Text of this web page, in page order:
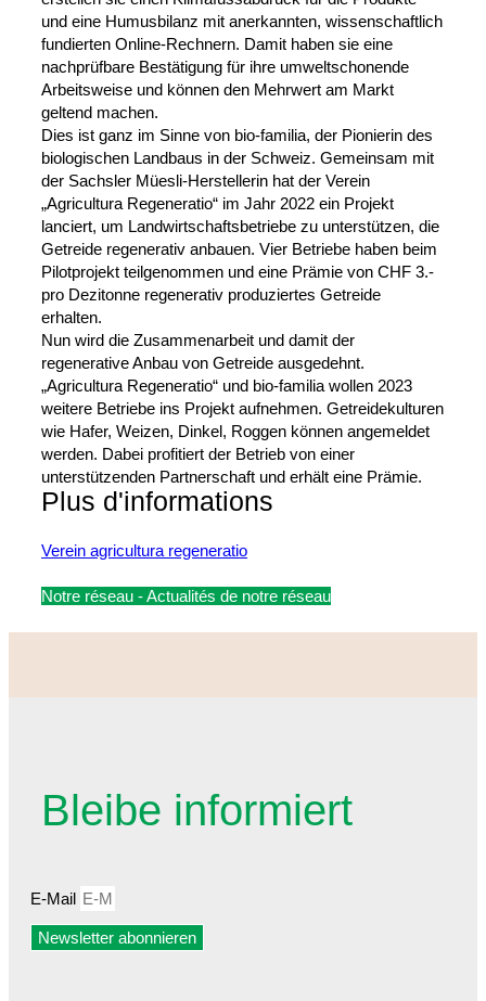
und eine Humusbilanz mit anerkannten, wissenschaftlich
fundierten Online-Rechnern. Damit haben sie eine
nachprüfbare Bestätigung für ihre umweltschonende
Arbeitsweise und können den Mehrwert am Markt
geltend machen.
Dies ist ganz im Sinne von bio-familia, der Pionierin des
biologischen Landbaus in der Schweiz. Gemeinsam mit
der Sachsler Müesli-Herstellerin hat der Verein
„Agricultura Regeneratio“ im Jahr 2022 ein Projekt
lanciert, um Landwirtschaftsbetriebe zu unterstützen, die
Getreide regenerativ anbauen. Vier Betriebe haben beim
Pilotprojekt teilgenommen und eine Prämie von CHF 3.-
pro Dezitonne regenerativ produziertes Getreide
erhalten.
Nun wird die Zusammenarbeit und damit der
regenerative Anbau von Getreide ausgedehnt.
„Agricultura Regeneratio“ und bio-familia wollen 2023
weitere Betriebe ins Projekt aufnehmen. Getreidekulturen
wie Hafer, Weizen, Dinkel, Roggen können angemeldet
werden. Dabei profitiert der Betrieb von einer
unterstützenden Partnerschaft und erhält eine Prämie.
Plus d'informations
Verein agricultura regeneratio
Notre réseau - Actualités de notre réseau
Bleibe informiert
E-Mail
Newsletter abonnieren